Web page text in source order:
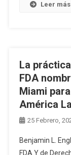
Leer más
La
FDA
Miami
América
25 Febrero,
Benjamin L.
FDA Y de